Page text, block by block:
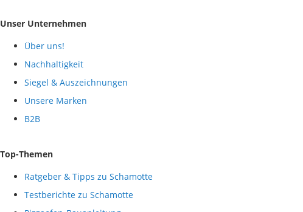
Unser Unternehmen
Über uns!
Nachhaltigkeit
Siegel & Auszeichnungen
Unsere Marken
B2B
Top-Themen
Ratgeber & Tipps zu Schamotte
Testberichte zu Schamotte